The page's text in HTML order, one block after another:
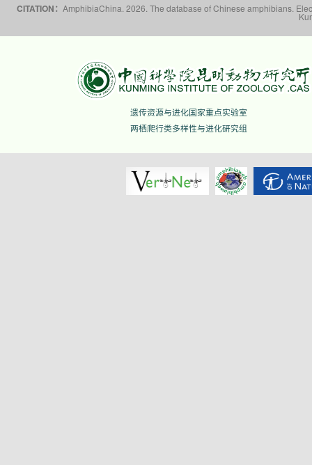
CITATION： AmphibiaChina. 2026. The database of Chinese amphibians.
遗传资源与进化国家重点实验室
两栖爬行类多样性与进化研究组